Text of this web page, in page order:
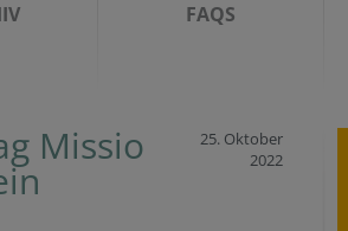
FAQS
Missio
25. Oktober
2022